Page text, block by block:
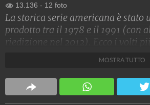
13.136 - 12 foto
La storica serie americana è stato
prodotto tra il 1978 e il 1991 (con
riedizione nel 2012). Ecco i volti
Spettacolo Fanpage
4.053.352.155 9.454 video 76.076
MOSTRA TUTTO